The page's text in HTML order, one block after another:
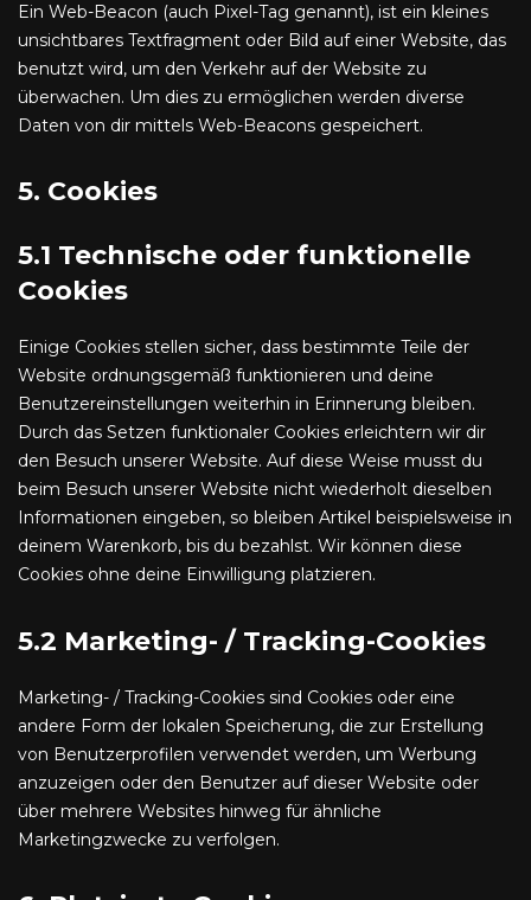
Ein Web-Beacon (auch Pixel-Tag genannt), ist ein kleines
unsichtbares Textfragment oder Bild auf einer Website, das
benutzt wird, um den Verkehr auf der Website zu
überwachen. Um dies zu ermöglichen werden diverse
Daten von dir mittels Web-Beacons gespeichert.
5. Cookies
5.1 Technische oder funktionelle
Cookies
Einige Cookies stellen sicher, dass bestimmte Teile der
Website ordnungsgemäß funktionieren und deine
Benutzereinstellungen weiterhin in Erinnerung bleiben.
Durch das Setzen funktionaler Cookies erleichtern wir dir
den Besuch unserer Website. Auf diese Weise musst du
beim Besuch unserer Website nicht wiederholt dieselben
Informationen eingeben, so bleiben Artikel beispielsweise in
deinem Warenkorb, bis du bezahlst. Wir können diese
Cookies ohne deine Einwilligung platzieren.
5.2 Marketing- / Tracking-Cookies
Marketing- / Tracking-Cookies sind Cookies oder eine
andere Form der lokalen Speicherung, die zur Erstellung
von Benutzerprofilen verwendet werden, um Werbung
anzuzeigen oder den Benutzer auf dieser Website oder
über mehrere Websites hinweg für ähnliche
Marketingzwecke zu verfolgen.